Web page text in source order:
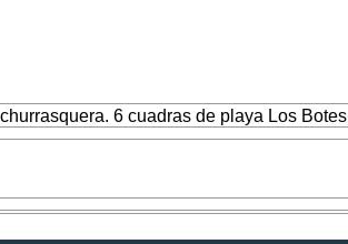
6 cuadras de playa Los Botes